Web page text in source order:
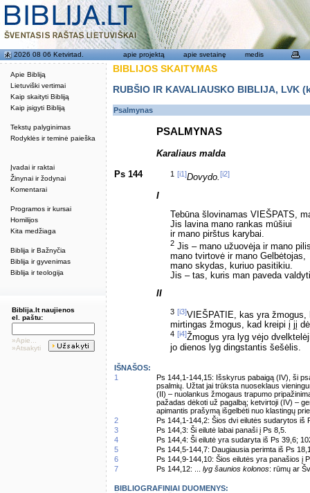
Apie Bibliją
Lietuviški vertimai
Kaip skaityti Bibliją
Kaip įsigyti Bibliją
Tekstų palyginimas
Rodyklės ir teminė paieška
Įvadai ir raktai
Žinynai ir žodynai
Komentarai
Programos ir kursai
Homilijos
Kita medžiaga
Biblija ir Bažnyčia
Biblija ir gyvenimas
Biblija ir teologija
2026 08 06 Ketvirtad. apie projektą apie svetainę medis
Biblija.lt naujienos
el. paštu:
»Apie...
»Atsakyti
BIBLIJOS SKAITYMAS
RUBŠIO IR KAVALIAUSKO BIBLIJA,
Psalmynas
PSALMYNAS
Karaliaus malda
Ps 144 1 [i1]Dovydo.[i2]
I
Tebūna šlovinamas VIEŠPATS,
Jis lavina mano rankas mūšiui
ir mano pirštus karybai.
2 Jis – mano užuovėja ir mano
mano tvirtovė ir mano Gelbėtojas,
mano skydas, kuriuo pasitikiu.
Jis – tas, kuris man paveda
II
3 [i3]VIEŠPATIE, kas yra žmogus,
mirtingas žmogus, kad kreipi į jį
4 [i4]Žmogus yra lyg vėjo
jo dienos lyg dingstantis šešėlis.
IŠNAŠOS:
1
Ps 144,1-144,15: Išskyrus pabaigą (IV), ši
psalmių. Užtat jai trūksta nuoseklaus
(II) – nuolankus žmogaus trapumo
pažadas dėkoti už pagalbą; ketvirtoji (IV) –
apimantis prašymą išgelbėti nuo klastingų
2
Ps 144,1-144,2: Šios dvi eilutės sudarytos iš
3
Ps 144,3: Ši eilutė labai panaši į Ps 8,5.
4
Ps 144,4: Ši eilutė yra sudaryta iš Ps 39,6;
5
Ps 144,5-144,7: Daugiausia perimta iš Ps
6
Ps 144,9-144,10: Šios eilutės yra panašios į
7
Ps 144,12: ... lyg šaunios kolonos: rūmų ar
BIBLIOGRAFINIAI DUOMENYS: